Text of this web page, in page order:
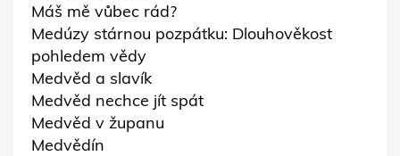
Máš mě vůbec rád?
Medúzy stárnou pozpátku: Dlouhověkost
pohledem vědy
Medvěd a slavík
Medvěd nechce jít spát
Medvěd v županu
Medvědín